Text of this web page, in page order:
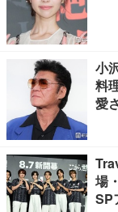
小
料
愛
場
SP